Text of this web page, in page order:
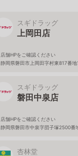
スギドラッグ
上岡田店
店舗HPをご確認ください
静岡県磐田市上岡田字村東817番
スギドラッグ
磐田中泉店
店舗HPをご確認ください
静岡県磐田市中泉字団子塚2500番
杏林堂